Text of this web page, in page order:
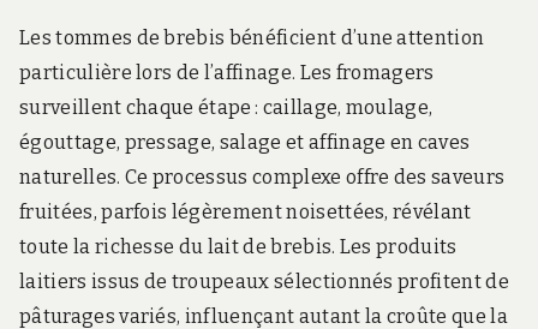
Les tommes de brebis bénéficient d’une attention
particulière lors de l’affinage. Les fromagers
surveillent chaque étape : caillage, moulage,
égouttage, pressage, salage et affinage en caves
naturelles. Ce processus complexe offre des saveurs
fruitées, parfois légèrement noisettées, révélant
toute la richesse du lait de brebis. Les produits
laitiers issus de troupeaux sélectionnés profitent de
pâturages variés, influençant autant la croûte que la